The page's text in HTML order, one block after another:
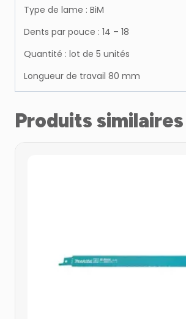
Type de lame : BiM
Dents par pouce : 14 – 18
Quantité : lot de 5 unités
Longueur de travail 80 mm
Produits similaires